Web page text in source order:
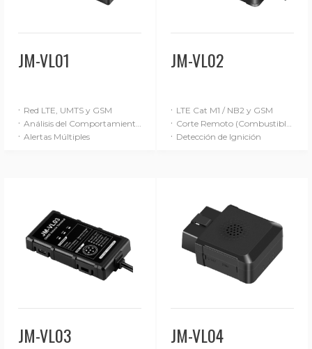
JM-VL01
· Red LTE, UMTS y GSM
· Análisis del Comportamiento de Conducción (Básico)
· Alertas Múltiples
JM-VL02
· LTE Cat M1 / NB2 y GSM
· Corte Remoto (Combustible / Alimentación)
· Detección de Ignición
JM-VL03 JM-VL04